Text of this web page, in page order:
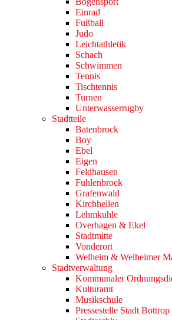
Einrad
Fußball
Judo
Leichtathletik
Schach
Schwimmen
Tennis
Tischtennis
Turnen
Unterwasserrugby
Stadtteile
Batenbrock
Boy
Ebel
Eigen
Feldhausen
Fuhlenbrock
Grafenwald
Kirchhellen
Lehmkuhle
Overhagen & Ekel
Stadtmitte
Vonderort
Welheim & Welheimer
Stadtverwaltung
Kommunaler
Kulturamt
Musikschule
Pressestelle Stadt Bottrop